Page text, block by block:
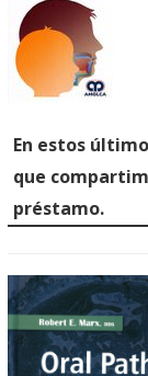
En estos
que
préstamo.